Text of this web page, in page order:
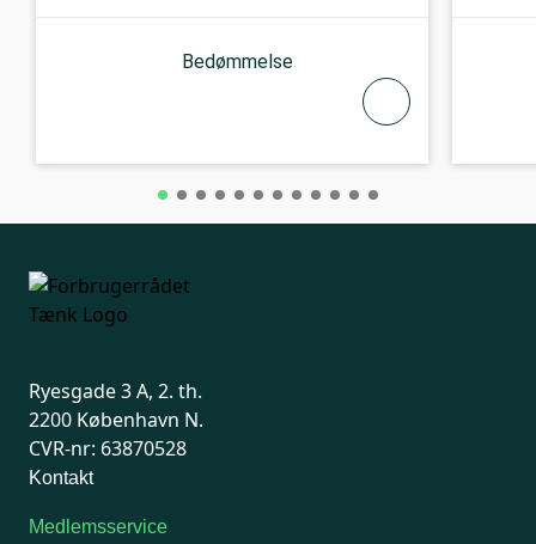
Bedømmelse
Ryesgade 3 A, 2. th.
2200 København N.
CVR-nr: 63870528
Kontakt
Medlemsservice